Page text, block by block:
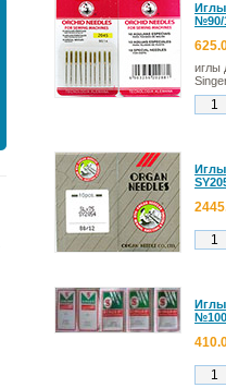
№90/
иглы
Иглы
Иглы